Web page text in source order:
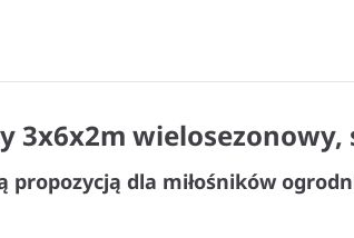
3x6x2m wielosezonowy,
dla miłośników